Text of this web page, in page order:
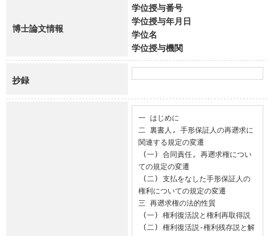
博士論文情報
学位授与番号
学位授与年月日
学位名
学位授与機関
抄録
一 はじめに
二 裏書人, 手形保証人の再遡求に
関連する規定の変遷
ての規定の変遷
権利についての規定の変遷
三 再遡求権の法的性質